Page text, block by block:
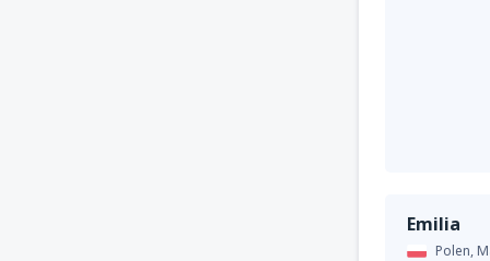
Emilia
Polen,